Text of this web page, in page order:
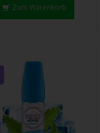
Zum Warenkorb